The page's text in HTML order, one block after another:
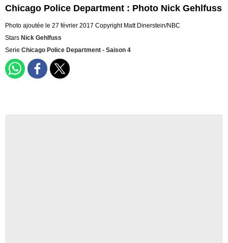
Chicago Police Department : Photo Nick Gehlfuss
Photo ajoutée le 27 février 2017 Copyright Matt Dinerstein/NBC
Stars Nick Gehlfuss
Serie Chicago Police Department - Saison 4